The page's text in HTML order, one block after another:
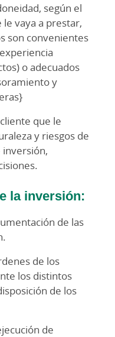
según el
vaya a prestar,
son convenientes
o adecuados
y
que le
y riesgos de
inversión,
la inversión:
de las
de los
los distintos
de los
de